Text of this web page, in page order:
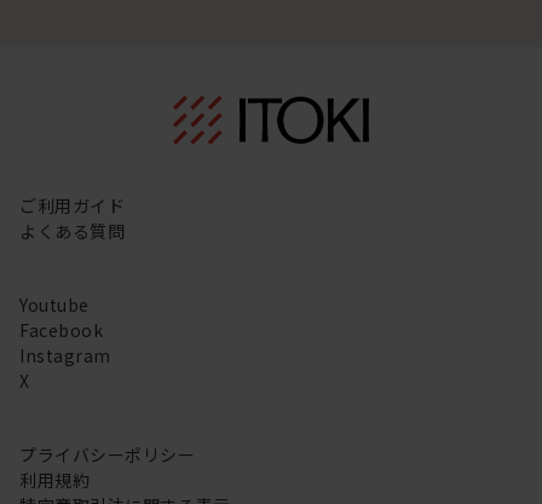
ご利用ガイド
よくある質問
Youtube
Facebook
Instagram
X
プライバシーポリシー
利用規約